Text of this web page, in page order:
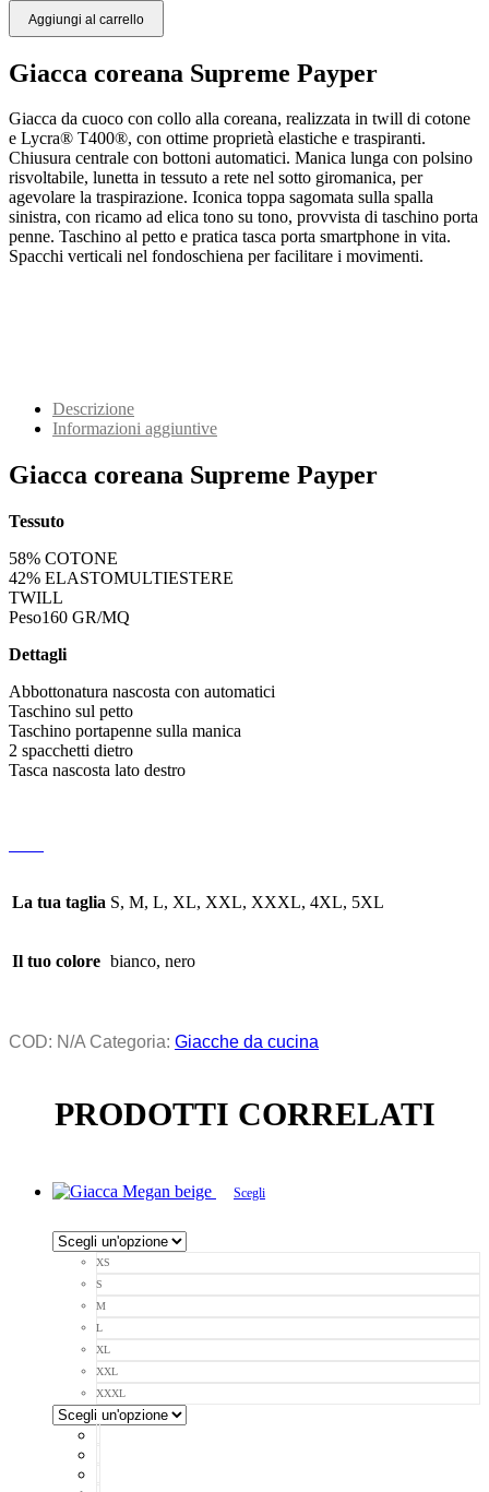
Aggiungi al carrello
Giacca coreana Supreme Payper
Giacca da cuoco con collo alla coreana, realizzata in twill di cotone
e Lycra® T400®, con ottime proprietà elastiche e traspiranti.
Chiusura centrale con bottoni automatici. Manica lunga con polsino
risvoltabile, lunetta in tessuto a rete nel sotto giromanica, per
agevolare la traspirazione. Iconica toppa sagomata sulla spalla
sinistra, con ricamo ad elica tono su tono, provvista di taschino porta
penne. Taschino al petto e pratica tasca porta smartphone in vita.
Spacchi verticali nel fondoschiena per facilitare i movimenti.
Descrizione
Informazioni aggiuntive
Giacca coreana Supreme Payper
Tessuto
58% COTONE
42% ELASTOMULTIESTERE
TWILL
Peso160 GR/MQ
Dettagli
Abbottonatura nascosta con automatici
Taschino sul petto
Taschino portapenne sulla manica
2 spacchetti dietro
Tasca nascosta lato destro
La tua taglia S, M, L, XL, XXL, XXXL, 4XL, 5XL
Il tuo colore bianco, nero
COD: N/A Categoria: Giacche da cucina
PRODOTTI CORRELATI
Scegli
XS
S
M
L
XL
XXL
XXXL